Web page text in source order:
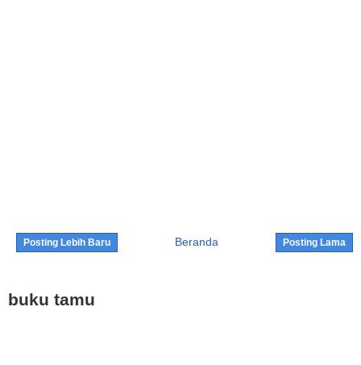
Posting Lebih Baru Posting Lama
Beranda
buku tamu